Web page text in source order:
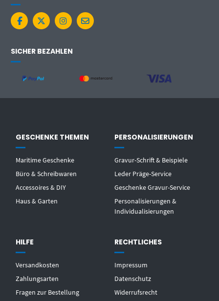
SICHER BEZAHLEN
GESCHENKE THEMEN
Maritime Geschenke
Büro & Schreibwaren
Accessoires & DIY
Haus & Garten
PERSONALISIERUNGEN
Gravur-Schrift & Beispiele
Leder Präge-Service
Geschenke Gravur-Service
Personalisierungen &
Individualisierungen
HILFE
Versandkosten
Zahlungsarten
Fragen zur Bestellung
RECHTLICHES
Impressum
Datenschutz
Widerrufsrecht